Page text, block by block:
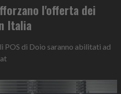
l'offerta dei
Italia
POS di Doio saranno abilitati ad